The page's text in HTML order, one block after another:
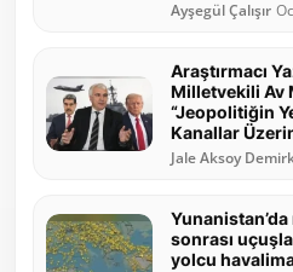
Ayşegül Çalışır
Araştırmacı
Milletvekili Av
“Jeopolitiğin
Kanallar
Jale Aksoy
sonrası
yolcu